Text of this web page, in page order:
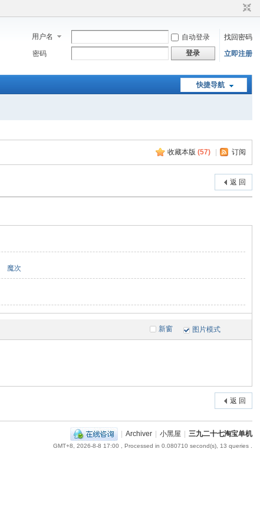
用户名 自动登录
找回密码
密码
登录 立即注册
快捷导航
收藏本版 (57) 订阅
返 回
魔次
新窗 图片模式
返 回
| Archiver | 小黑屋 | 三九二十七淘宝单机
GMT+8, 2026-8-8 17:00 , Processed in 0.080710 second(s), 13 queries .